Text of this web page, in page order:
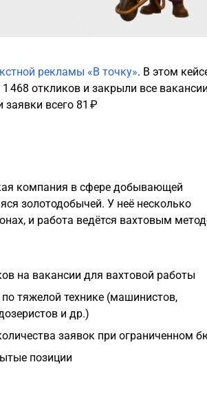
рекламы «В точку». В этом
468 откликов и закрыли все
всего 81 ₽
компания в сфере добывающей
золотодобычей. У неё несколько
и работа ведётся вахтовым
на вакансии для вахтовой работы
тяжелой технике (машинистов,
и др.)
заявок при ограниченном
позиции